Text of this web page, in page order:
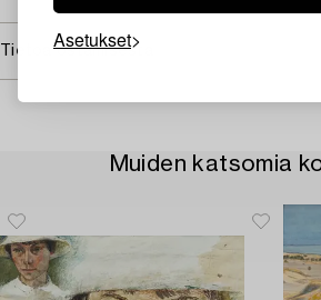
Asetukset
Tietoa ostamisesta
Muiden katsomia